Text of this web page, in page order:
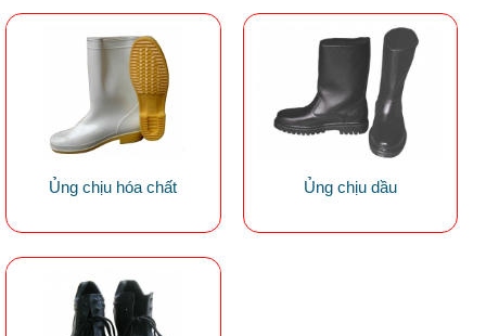
Ủng chịu hóa chất Ủng chịu dầu